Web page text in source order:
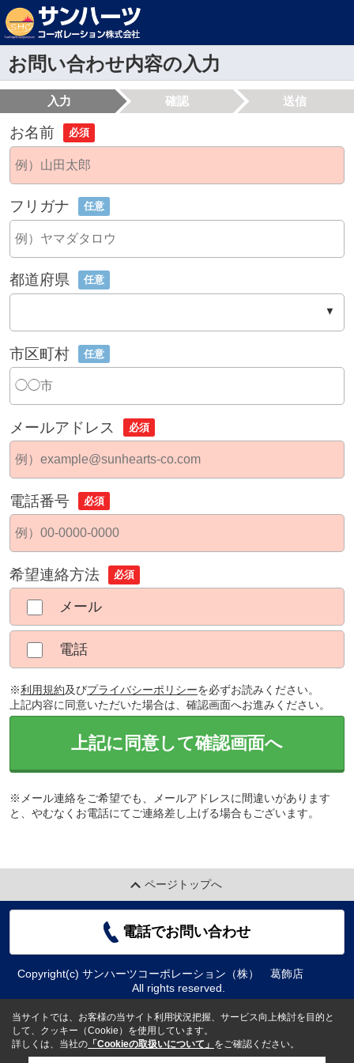
お問い合わせ内容の入力
入力 確認 送信
お名前 必須
フリガナ 任意
都道府県 任意
市区町村 任意
メールアドレス 必須
電話番号 必須
希望連絡方法 必須
メール
電話
※利用規約及びプライバシーポリシーを必ずお読みください。
上記内容に同意いただいた場合は、確認画面へお進みください。
上記に同意して確認画面へ
※メール連絡をご希望でも、メールアドレスに間違いがあります
と、やむなくお電話にてご連絡差し上げる場合もございます。
ページトップへ
電話でお問い合わせ
Copyright(c) サンハーツコーポレーション（株） 葛飾店
All rights reserved.
当サイトでは、お客様の当サイト利用状況把握、サービス向上検討を目的と
して、クッキー（Cookie）を使用しています。
詳しくは、当社の 「Cookieの取扱いについて」 をご確認ください。